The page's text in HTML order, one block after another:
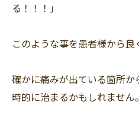
る！！！」
このような事を患者様から良
確かに痛みが出ている箇所
時的に治まるかもしれません。